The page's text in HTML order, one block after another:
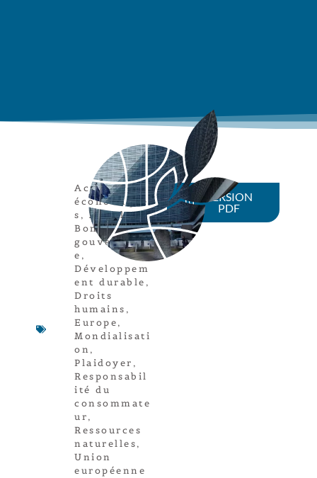
Acteurs
économique
s ,Article,
Bonne
gouvernanc
e ,
Développem
ent durable ,
Droits
humains ,
Europe,
Mondialisati
on,
Plaidoyer ,
Responsabil
ité du
consommate
ur,
Ressources
naturelles,
Union
européenne
VERSION
PDF